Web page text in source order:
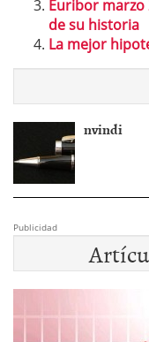
Euribor marzo
de su historia
La mejor
nvindi
Publicidad